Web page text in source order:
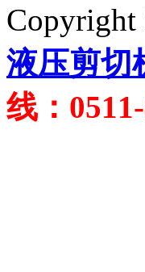
Copyright
液压剪切
线：